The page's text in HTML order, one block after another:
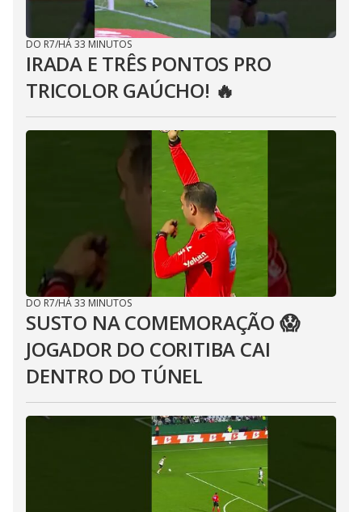
DO R7/HÁ 33 MINUTOS
IRADA E TRÊS PONTOS PRO
TRICOLOR GAÚCHO! 🔥
DO R7/HÁ 33 MINUTOS
SUSTO NA COMEMORAÇÃO 😱
JOGADOR DO CORITIBA CAI
DENTRO DO TÚNEL